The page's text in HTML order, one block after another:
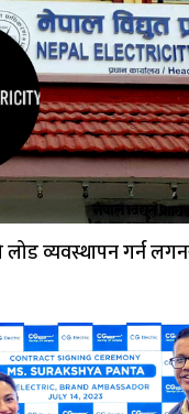
लोड व्यवस्थापन गर्न